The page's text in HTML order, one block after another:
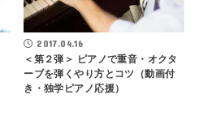
2017.04.16
＜第２弾＞ ピアノで重音・オクタ
ーブを弾くやり方とコツ（動画付
き・独学ピアノ応援）